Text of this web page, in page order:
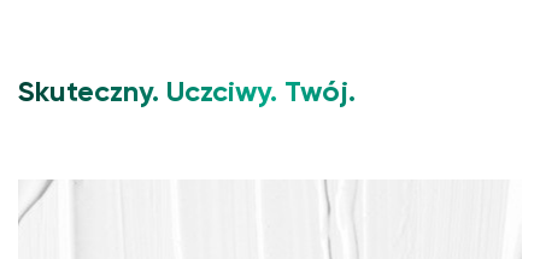
Skuteczny. Uczciwy. Twój.